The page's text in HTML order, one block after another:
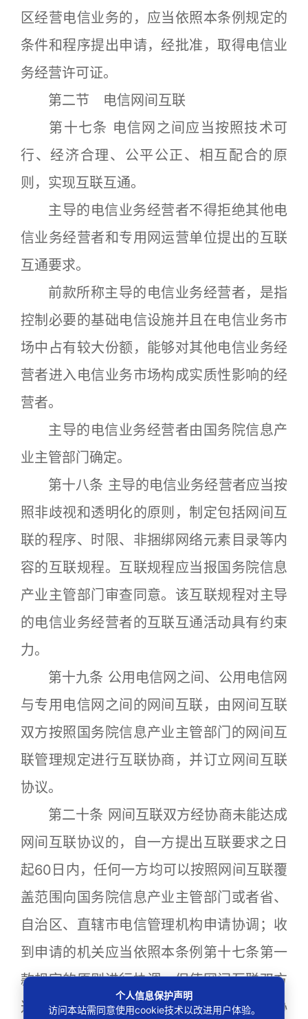
区经营电信业务的，应当依照本条例规定的
条件和程序提出申请，经批准，取得电信业
务经营许可证。
第二节 电信网间互联
第十七条 电信网之间应当按照技术可
行、经济合理、公平公正、相互配合的原
则，实现互联互通。
主导的电信业务经营者不得拒绝其他电
信业务经营者和专用网运营单位提出的互联
互通要求。
前款所称主导的电信业务经营者，是指
控制必要的基础电信设施并且在电信业务市
场中占有较大份额，能够对其他电信业务经
营者进入电信业务市场构成实质性影响的经
营者。
主导的电信业务经营者由国务院信息产
业主管部门确定。
第十八条 主导的电信业务经营者应当按
照非歧视和透明化的原则，制定包括网间互
联的程序、时限、非捆绑网络元素目录等内
容的互联规程。互联规程应当报国务院信息
产业主管部门审查同意。该互联规程对主导
的电信业务经营者的互联互通活动具有约束
力。
第十九条 公用电信网之间、公用电信网
与专用电信网之间的网间互联，由网间互联
双方按照国务院信息产业主管部门的网间互
联管理规定进行互联协商，并订立网间互联
协议。
第二十条 网间互联双方经协商未能达成
网间互联协议的，自一方提出互联要求之日
起60日内，任何一方均可以按照网间互联覆
盖范围向国务院信息产业主管部门或者省、
自治区、直辖市电信管理机构申请协调；收
到申请的机关应当依照本条例第十七条第一
款规定的原则进行协调，促使网间互联双方
达成协议；自网间互联一方或者双方申请协
个人信息保护声明
访问本站需同意使用cookie技术以改进用户体验。